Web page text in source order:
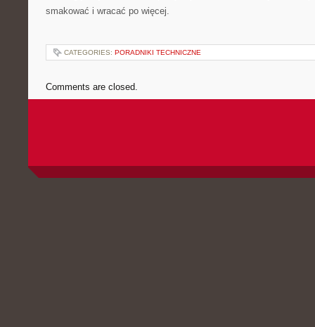
smakować i wracać po więcej.
CATEGORIES: PORADNIKI TECHNICZNE
Comments are closed.